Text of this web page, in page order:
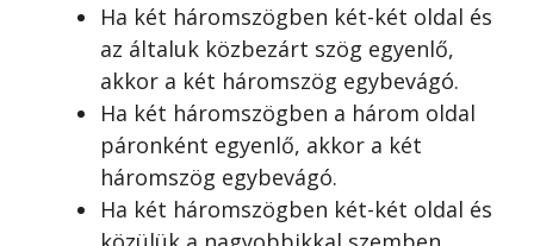
Ha két háromszögben két-két oldal és
az általuk közbezárt szög egyenlő,
akkor a két háromszög egybevágó.
Ha két háromszögben a három oldal
páronként egyenlő, akkor a két
háromszög egybevágó.
Ha két háromszögben két-két oldal és